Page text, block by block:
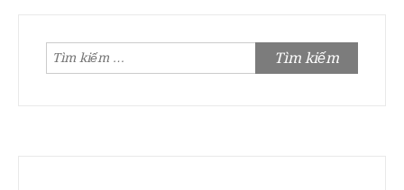
Tìm